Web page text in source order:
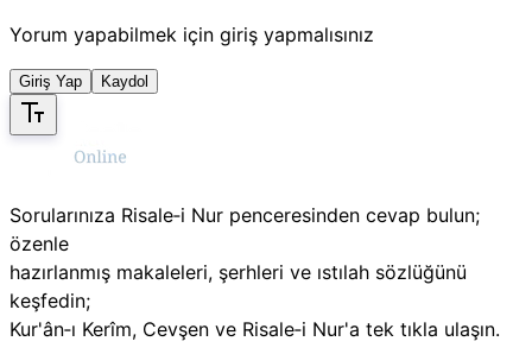
Yorum yapabilmek için giriş yapmalısınız
Giriş Yap Kaydol
Sorularınıza Risale‑i Nur penceresinden cevap bulun;
özenle
hazırlanmış makaleleri, şerhleri ve ıstılah sözlüğünü
keşfedin;
Kur'ân‑ı Kerîm, Cevşen ve Risale‑i Nur'a tek tıkla ulaşın.